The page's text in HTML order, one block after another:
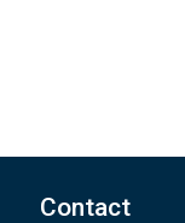
Contact